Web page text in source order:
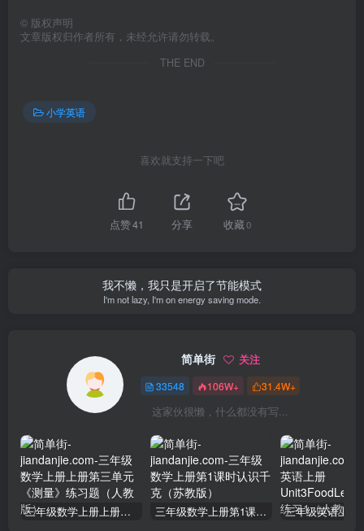
© 版权声明
文章版权归作者所有，未经允许请勿转载。
THE END
小学英语
喜欢就支持一下吧
点赞41 分享 收藏0
我不懒，我只是开启了节能模式
I'm not lazy, I'm on energy saving mode.
简单街 关注
33548 106W+ 31.4W+
这家伙很懒，什么都没有写...
三年级数学上册上册第三单元《测量》练习题（人教版） 三年级数学上册第1课时认识千克（苏教版）